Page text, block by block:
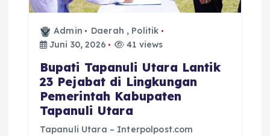
Admin Daerah , Politik
Juni 30, 2026
41 views
Bupati Tapanuli Utara Lantik
23 Pejabat di Lingkungan
Pemerintah Kabupaten
Tapanuli Utara
Tapanuli Utara – Interpolpost.com